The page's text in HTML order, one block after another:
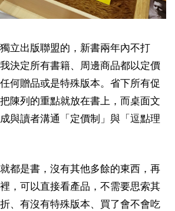
立出版聯盟的，新書兩年內不打
決定所有書籍、周邊商品都以定價
何贈品或是特殊版本。省下所有促
陳列的重點就放在書上，而桌面文
與讀者溝通「定價制」與「逗點理
都是書，沒有其他多餘的東西，再
，可以直接看產品，不需要思索其
、有沒有特殊版本、買了會不會吃